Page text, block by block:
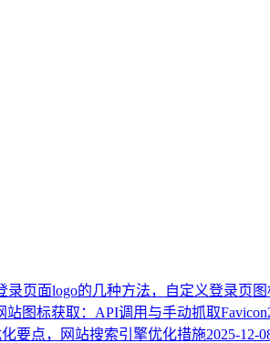
录页面logo的几种方法，自定义登录页
站图标获取：API调用与手动抓取Favicon
化要点，网站搜索引擎优化措施2025-12-